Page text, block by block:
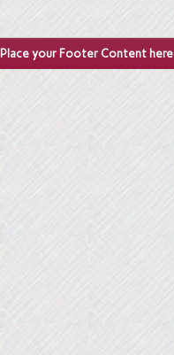
Place your Footer Content here